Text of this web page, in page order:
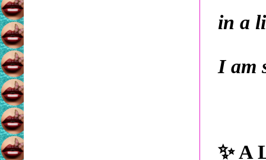
in a
I am
✨A